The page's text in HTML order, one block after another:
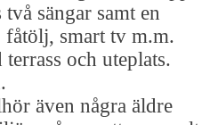
sängar samt en
smart tv m.m.
och uteplats.
även några äldre